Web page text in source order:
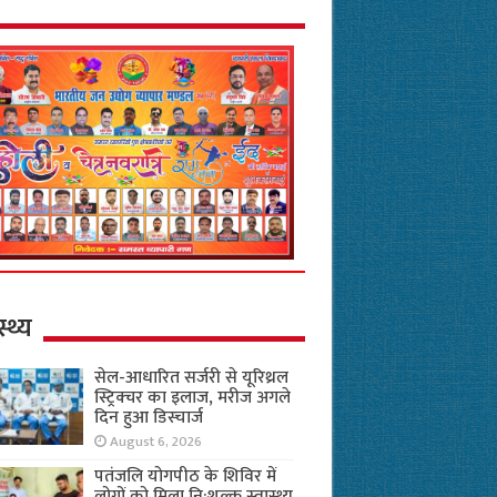
सेल-आधारित सर्जरी से यूरिथ्रल
स्ट्रिक्चर का इलाज, मरीज अगले
दिन हुआ डिस्चार्ज
August 6, 2026
पतंजलि योगपीठ के शिविर में